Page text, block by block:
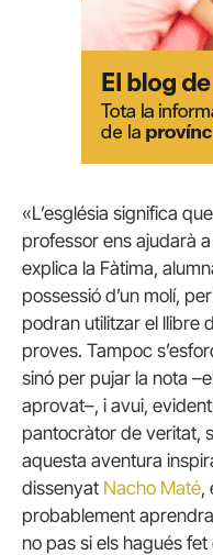
«L’església significa
professor ens ajudarà
explica la Fàtima,
possessió d’un molí,
podran utilitzar el llibre
proves. Tampoc
sinó per pujar la nota
aprovat–, i avui,
pantocràtor de veritat,
aquesta aventura
dissenyat Nacho Maté,
probablement
no pas si els hagués